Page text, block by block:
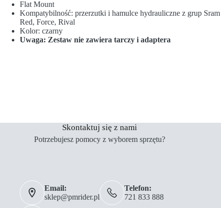
Flat Mount
Kompatybilność: przerzutki i hamulce hydrauliczne z grup Sram
Red, Force, Rival
Kolor: czarny
Uwaga: Zestaw nie zawiera tarczy i adaptera
Skontaktuj się z nami
Potrzebujesz pomocy z wyborem sprzętu?
Email:
sklep@pmrider.pl
Telefon:
721 833 888